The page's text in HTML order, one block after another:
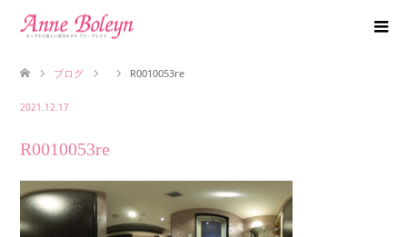
ブログ R0010053re
2021.12.17
R0010053re